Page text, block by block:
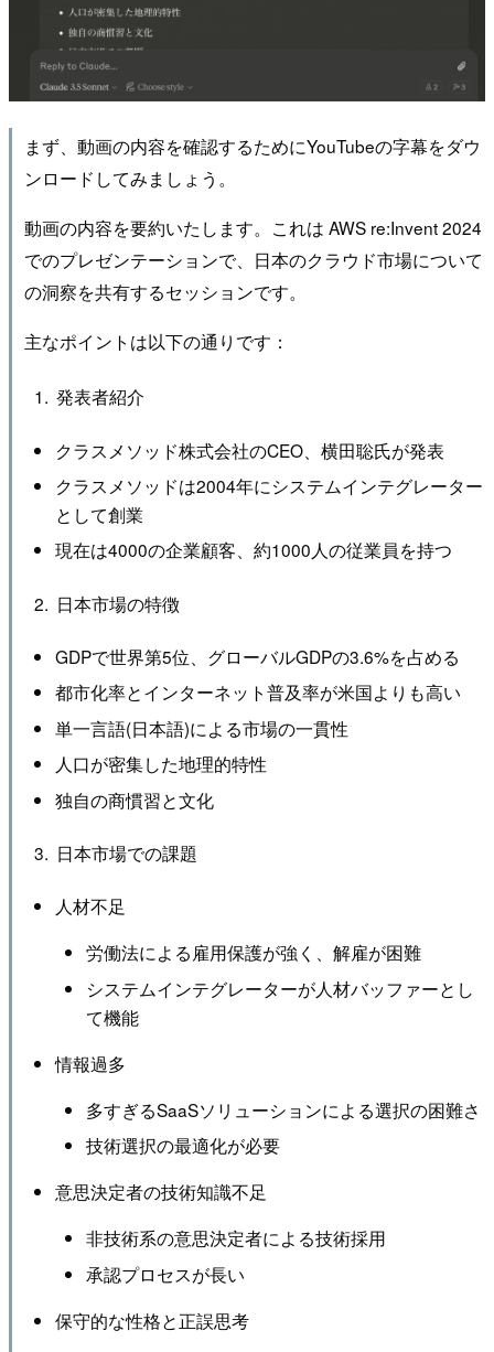
まず、動画の内容を確認するためにYouTubeの字幕をダウ
ンロードしてみましょう。
動画の内容を要約いたします。これは AWS re:Invent 2024
でのプレゼンテーションで、日本のクラウド市場について
の洞察を共有するセッションです。
主なポイントは以下の通りです：
発表者紹介
クラスメソッド株式会社のCEO、横田聡氏が発表
クラスメソッドは2004年にシステムインテグレーター
として創業
現在は4000の企業顧客、約1000人の従業員を持つ
日本市場の特徴
GDPで世界第5位、グローバルGDPの3.6%を占める
都市化率とインターネット普及率が米国よりも高い
単一言語(日本語)による市場の一貫性
人口が密集した地理的特性
独自の商慣習と文化
日本市場での課題
人材不足
労働法による雇用保護が強く、解雇が困難
システムインテグレーターが人材バッファーとし
て機能
情報過多
多すぎるSaaSソリューションによる選択の困難さ
技術選択の最適化が必要
意思決定者の技術知識不足
非技術系の意思決定者による技術採用
承認プロセスが長い
保守的な性格と正誤思考